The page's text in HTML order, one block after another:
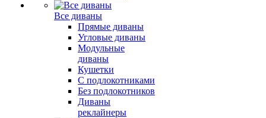
Все диваны
Прямые диваны
Угловые диваны
Модульные
диваны
Кушетки
С подлокотниками
Без подлокотников
Диваны
реклайнеры